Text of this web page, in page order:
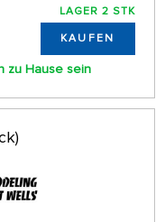
LAGER 2 STK
KAUFEN
zu Hause sein